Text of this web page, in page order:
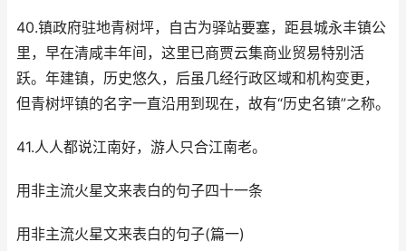
40.镇政府驻地青树坪，自古为驿站要塞，距县城永丰镇公
里，早在清咸丰年间，这里已商贾云集商业贸易特别活
跃。年建镇，历史悠久，后虽几经行政区域和机构变更，
但青树坪镇的名字一直沿用到现在，故有“历史名镇”之称。
41.人人都说江南好，游人只合江南老。
用非主流火星文来表白的句子四十一条
用非主流火星文来表白的句子(篇一)